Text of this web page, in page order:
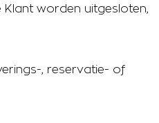
worden uitgesloten,
, reservatie- of